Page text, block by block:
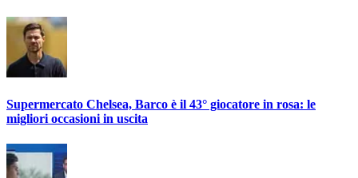
Supermercato Chelsea, Barco è il 43° giocatore in rosa: le
migliori occasioni in uscita